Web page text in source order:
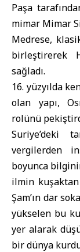
Paşa
mimar Mimar
Medrese,
birleştirerek
sağladı.
16. yüzyılda
olan yapı,
rolünü
Suriye’deki
vergilerden
boyunca
ilmin kuşaktan
Şam’ın dar
yükselen bu
yer alarak
bir dünya